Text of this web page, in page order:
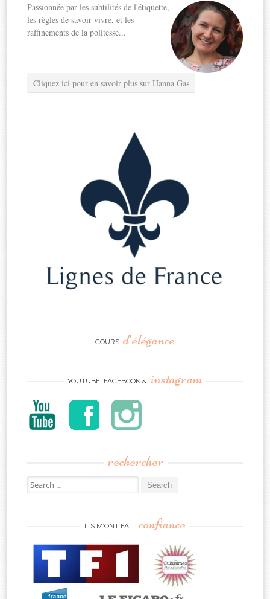
Passionnée par les subtilités de l'étiquette,
les règles de savoir-vivre, et les
raffinements de la politesse...
Cliquez ici pour en savoir plus sur Hanna Gas
COURS d’élégance
YOUTUBE, FACEBOOK & instagram
rechercher
Search
for:
ILS M’ONT FAIT confiance